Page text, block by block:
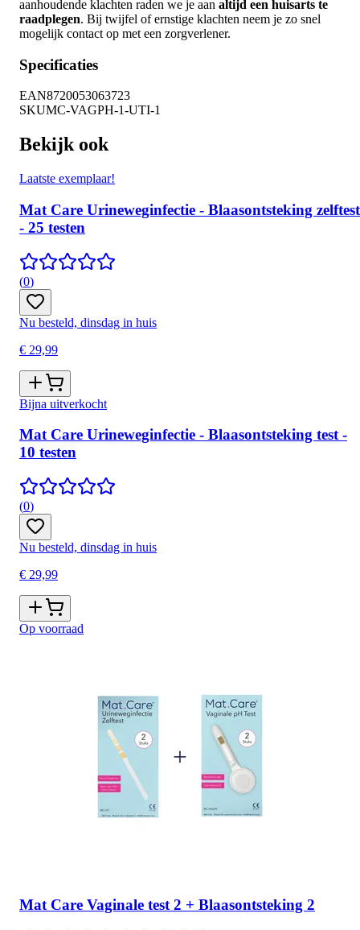
aanhoudende klachten raden we je aan altijd een huisarts te
raadplegen. Bij twijfel of ernstige klachten neem je zo snel
mogelijk contact op met een zorgverlener.
Specificaties
EAN8720053063723
SKUMC-VAGPH-1-UTI-1
Bekijk ook
Laatste exemplaar!
Mat Care Urineweginfectie - Blaasontsteking zelftest
- 25 testen
(0)
Nu besteld, dinsdag in huis
€ 29,99
Bijna uitverkocht
Mat Care Urineweginfectie - Blaasontsteking test -
10 testen
(0)
Nu besteld, dinsdag in huis
€ 29,99
Op voorraad
Mat Care Vaginale test 2 + Blaasontsteking 2